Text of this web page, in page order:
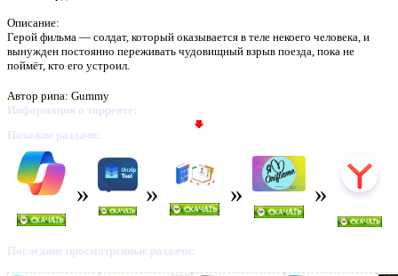
Описание:
Герой фильма — солдат, который оказывается в теле некоего человека, и
вынужден постоянно переживать чудовищный взрыв поезда, пока не
поймёт, кто его устроил.
Автор рипа: Gummy
Информация о торренте:
Похожие раздачи:
Последние просмотренные раздачи: